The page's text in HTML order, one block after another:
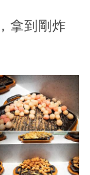
拿到剛炸